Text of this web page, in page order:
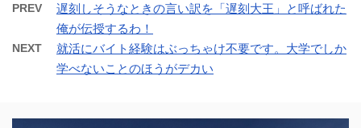
PREV
遅刻しそうなときの言い訳を「遅刻大王」と呼ばれた
俺が伝授するわ！
NEXT
就活にバイト経験はぶっちゃけ不要です。大学でしか
学べないことのほうがデカい